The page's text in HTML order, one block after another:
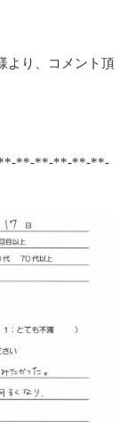
より、コメント頂
**-**-**-**-**-